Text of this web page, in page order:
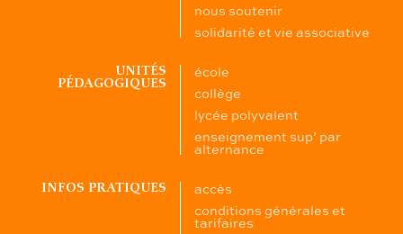
nous soutenir
solidarité et vie associative
UNITÉS
PÉDAGOGIQUES
école
collège
lycée polyvalent
enseignement sup’ par
alternance
INFOS PRATIQUES
accès
conditions générales et
tarifaires